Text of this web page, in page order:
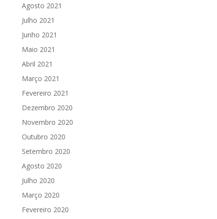
Agosto 2021
Julho 2021
Junho 2021
Maio 2021
Abril 2021
Março 2021
Fevereiro 2021
Dezembro 2020
Novembro 2020
Outubro 2020
Setembro 2020
Agosto 2020
Julho 2020
Março 2020
Fevereiro 2020